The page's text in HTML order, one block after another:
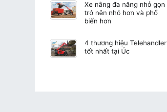
Xe nâng đa năng nhỏ gọn
trở nên nhỏ hơn và phổ
biến hơn
4 thương hiệu Telehandler
tốt nhất tại Úc